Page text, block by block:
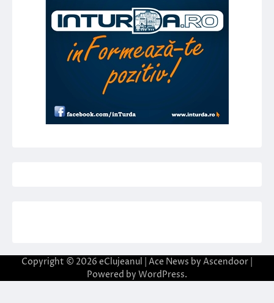
Copyright © 2026 eClujeanul | Ace News by Ascendoor
Powered by WordPress.